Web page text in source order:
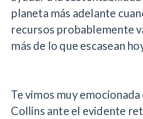
planeta más adelante
recursos probablemente
más de lo que escasean
Te vimos muy
Collins ante el evidente